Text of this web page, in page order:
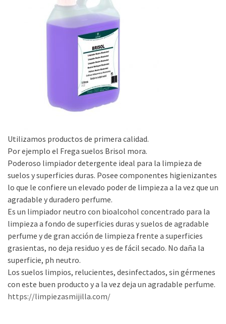
Utilizamos productos de primera calidad.
Por ejemplo el Frega suelos Brisol mora.
Poderoso limpiador detergente ideal para la limpieza de
suelos y superficies duras. Posee componentes higienizantes
lo que le confiere un elevado poder de limpieza a la vez que un
agradable y duradero perfume.
Es un limpiador neutro con bioalcohol concentrado para la
limpieza a fondo de superficies duras y suelos de agradable
perfume y de gran acción de limpieza frente a superficies
grasientas, no deja residuo y es de fácil secado. No daña la
superficie, ph neutro.
Los suelos limpios, relucientes, desinfectados, sin gérmenes
con este buen producto y a la vez deja un agradable perfume.
https://limpiezasmijilla.com/